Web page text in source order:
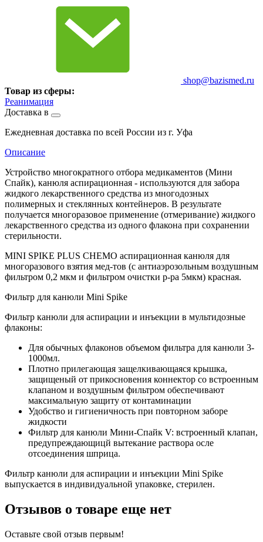
shop@bazismed.ru
Товар из сферы:
Реанимация
Доставка в
Ежедневная доставка по всей России из г. Уфа
Описание
Устройство многократного отбора медикаментов (Мини
Спайк), канюля аспирационная - используются для забора
жидкого лекарственного средства из многодозных
полимерных и стеклянных контейнеров. В результате
получается многоразовое применение (отмеривание) жидкого
лекарственного средства из одного флакона при сохранении
стерильности.
MINI SPIKE PLUS CHEMO аспирационная канюля для
многоразового взятия мед-тов (с антиаэрозольным воздушным
фильтром 0,2 мкм и фильтром очистки р-ра 5мкм) красная.
Фильтр для канюли Mini Spike
Фильтр канюли для аспирации и инъекции в мультидозные
флаконы:
Для обычных флаконов объемом фильтра для канюли 3-
1000мл.
Плотно прилегающая защелкивающаяся крышка,
защищеный от прикосновения коннектор со встроенным
клапаном и воздушным фильтром обеспечивают
максимальную защиту от контаминации
Удобство и гигиеничность при повторном заборе
жидкости
Фильтр для канюли Мини-Спайк V: встроенный клапан,
предупреждающицй вытекание раствора осле
отсоединения шприца.
Фильтр канюли для аспирации и инъекции Mini Spike
выпускается в индивидуальной упаковке, стерилен.
Отзывов о товаре еще нет
Оставьте свой отзыв первым!